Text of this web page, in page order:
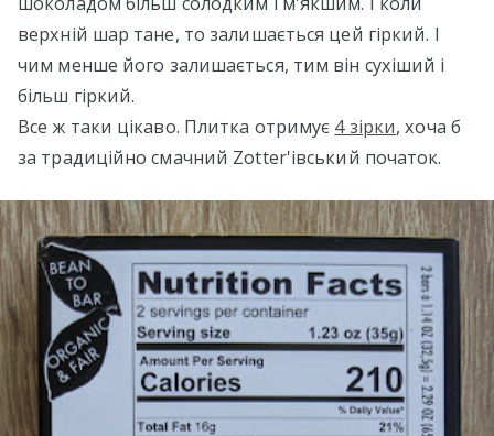
верхній шар тане, то залишається цей гіркий. І
чим менше його залишається, тим він сухіший і
більш гіркий.
Все ж таки цікаво. Плитка отримує 4 зірки, хоча б
за традиційно смачний Zotter'івський початок.